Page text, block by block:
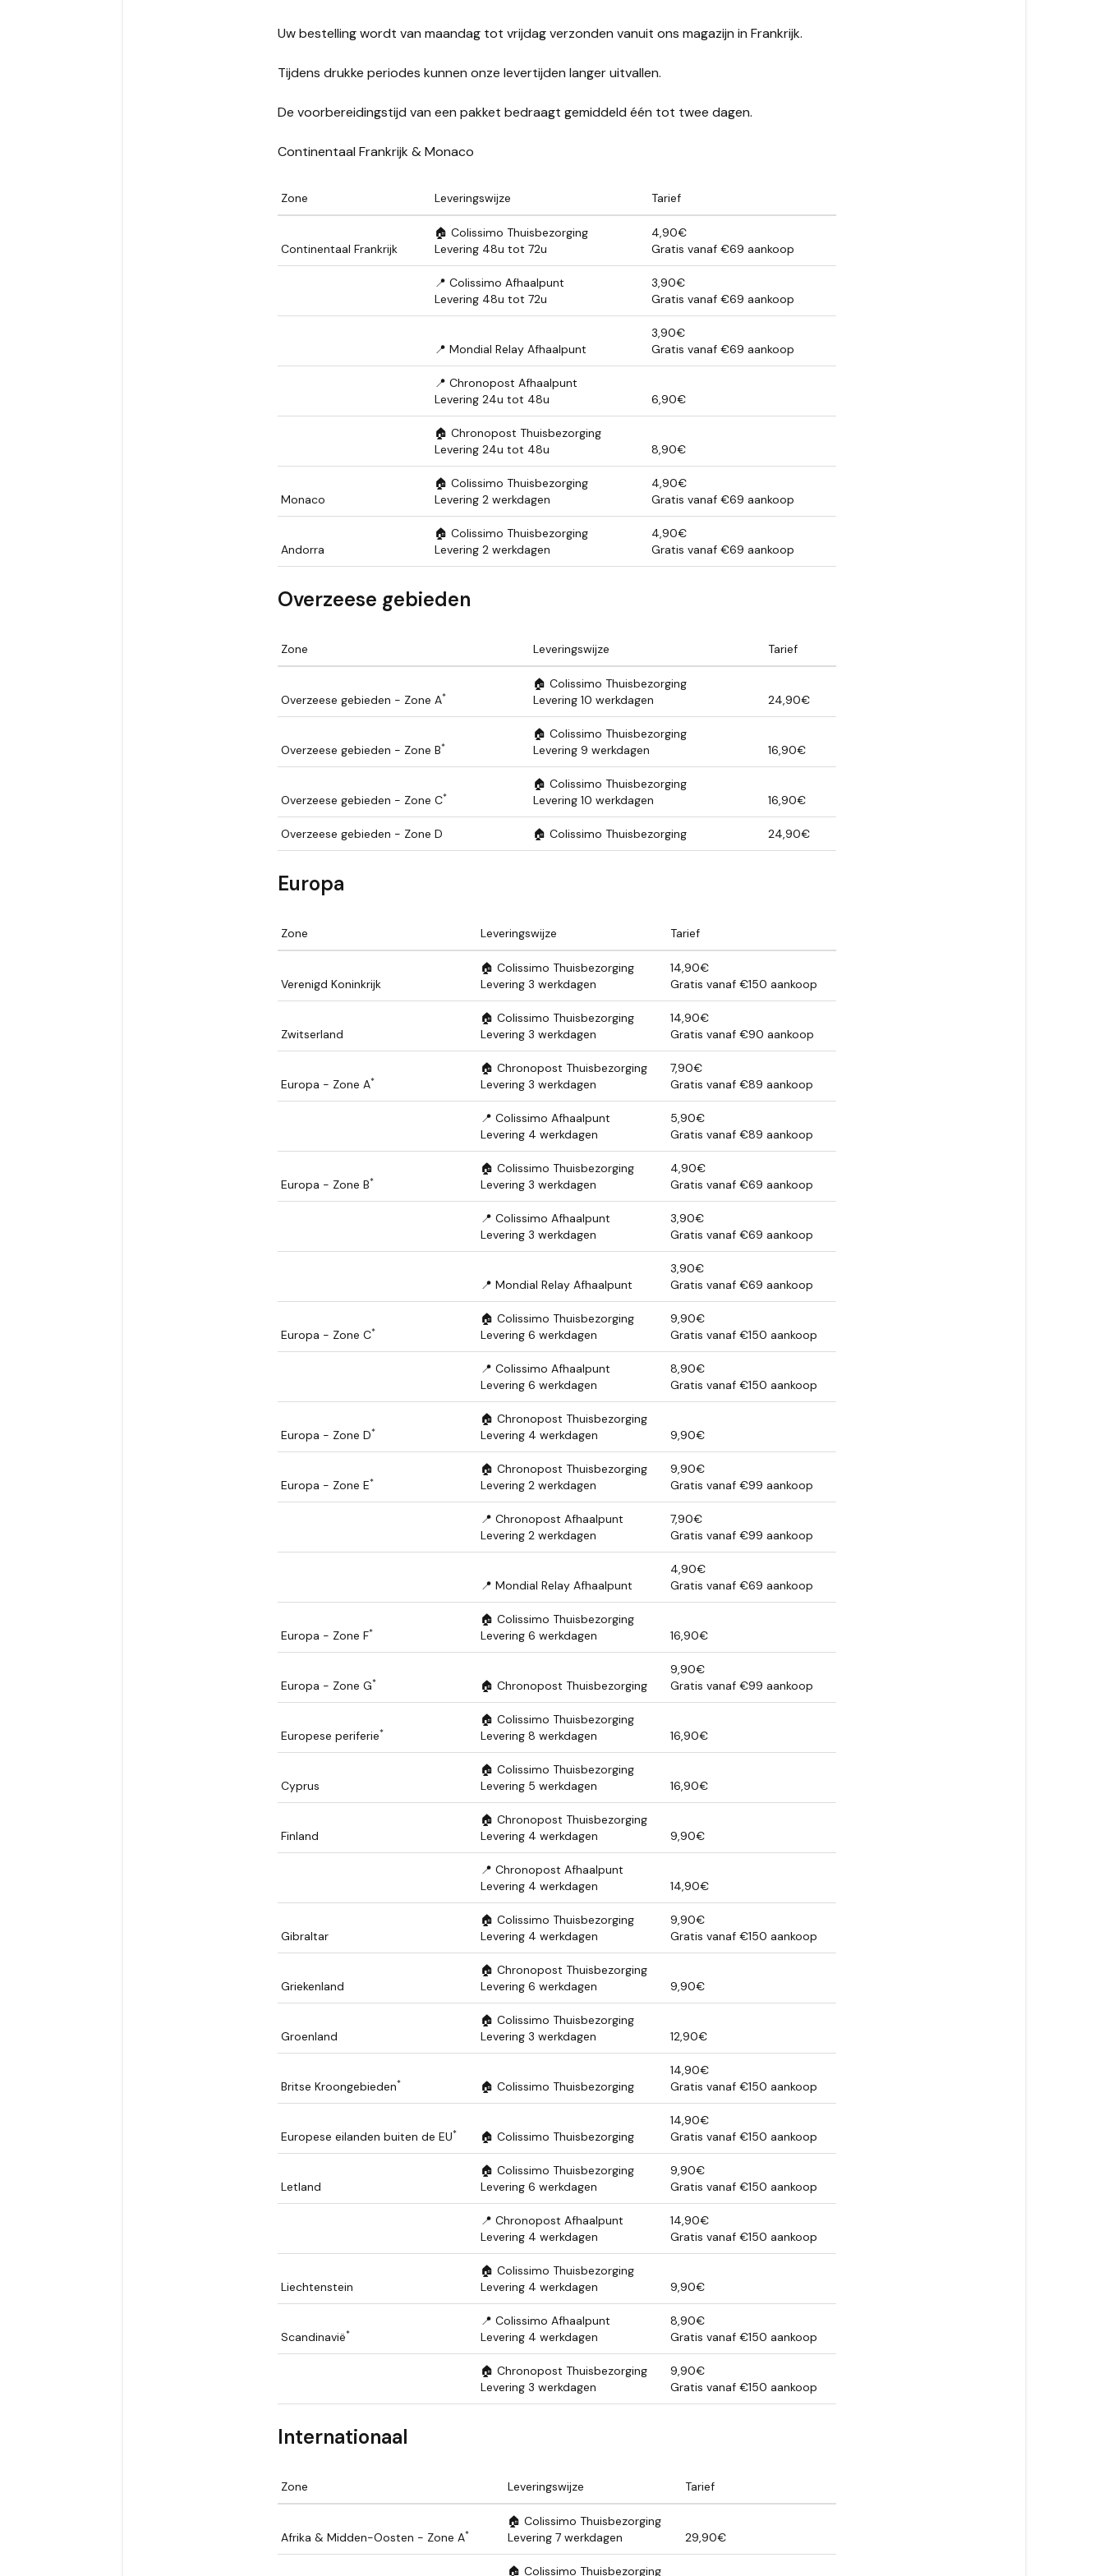
Uw bestelling wordt van maandag tot vrijdag verzonden vanuit ons magazijn in Frankrijk.
Tijdens drukke periodes kunnen onze levertijden langer uitvallen.
De voorbereidingstijd van een pakket bedraagt gemiddeld één tot twee dagen.
Continentaal Frankrijk & Monaco
Zone Leveringswijze Tarief
Continentaal Frankrijk
🏠 Colissimo Thuisbezorging
Levering 48u tot 72u
4,90€
Gratis vanaf €69 aankoop
📍 Colissimo Afhaalpunt
Levering 48u tot 72u
3,90€
Gratis vanaf €69 aankoop
📍 Mondial Relay Afhaalpunt
3,90€
Gratis vanaf €69 aankoop
📍 Chronopost Afhaalpunt
Levering 24u tot 48u
6,90€
🏠 Chronopost Thuisbezorging
Levering 24u tot 48u
8,90€
Monaco
🏠 Colissimo Thuisbezorging
Levering 2 werkdagen
4,90€
Gratis vanaf €69 aankoop
Andorra
🏠 Colissimo Thuisbezorging
Levering 2 werkdagen
4,90€
Gratis vanaf €69 aankoop
Overzeese gebieden
Zone Leveringswijze Tarief
Overzeese gebieden - Zone A*
🏠 Colissimo Thuisbezorging
Levering 10 werkdagen
24,90€
Overzeese gebieden - Zone B*
🏠 Colissimo Thuisbezorging
Levering 9 werkdagen
16,90€
Overzeese gebieden - Zone C*
🏠 Colissimo Thuisbezorging
Levering 10 werkdagen
16,90€
Overzeese gebieden - Zone D 🏠 Colissimo Thuisbezorging 24,90€
Europa
Zone Leveringswijze Tarief
Verenigd Koninkrijk
🏠 Colissimo Thuisbezorging
Levering 3 werkdagen
14,90€
Gratis vanaf €150 aankoop
Zwitserland
🏠 Colissimo Thuisbezorging
Levering 3 werkdagen
14,90€
Gratis vanaf €90 aankoop
Europa - Zone A*
🏠 Chronopost Thuisbezorging
Levering 3 werkdagen
7,90€
Gratis vanaf €89 aankoop
📍 Colissimo Afhaalpunt
Levering 4 werkdagen
5,90€
Gratis vanaf €89 aankoop
Europa - Zone B*
🏠 Colissimo Thuisbezorging
Levering 3 werkdagen
4,90€
Gratis vanaf €69 aankoop
📍 Colissimo Afhaalpunt
Levering 3 werkdagen
3,90€
Gratis vanaf €69 aankoop
📍 Mondial Relay Afhaalpunt
3,90€
Gratis vanaf €69 aankoop
Europa - Zone C*
🏠 Colissimo Thuisbezorging
Levering 6 werkdagen
9,90€
Gratis vanaf €150 aankoop
📍 Colissimo Afhaalpunt
Levering 6 werkdagen
8,90€
Gratis vanaf €150 aankoop
Europa - Zone D*
🏠 Chronopost Thuisbezorging
Levering 4 werkdagen
9,90€
Europa - Zone E*
🏠 Chronopost Thuisbezorging
Levering 2 werkdagen
9,90€
Gratis vanaf €99 aankoop
📍 Chronopost Afhaalpunt
Levering 2 werkdagen
7,90€
Gratis vanaf €99 aankoop
📍 Mondial Relay Afhaalpunt
4,90€
Gratis vanaf €69 aankoop
Europa - Zone F*
🏠 Colissimo Thuisbezorging
Levering 6 werkdagen
16,90€
Europa - Zone G* 🏠 Chronopost Thuisbezorging
9,90€
Gratis vanaf €99 aankoop
Europese periferie*
🏠 Colissimo Thuisbezorging
Levering 8 werkdagen
16,90€
Cyprus
🏠 Colissimo Thuisbezorging
Levering 5 werkdagen
16,90€
Finland
🏠 Chronopost Thuisbezorging
Levering 4 werkdagen
9,90€
📍 Chronopost Afhaalpunt
Levering 4 werkdagen
14,90€
Gibraltar
🏠 Colissimo Thuisbezorging
Levering 4 werkdagen
9,90€
Gratis vanaf €150 aankoop
Griekenland
🏠 Chronopost Thuisbezorging
Levering 6 werkdagen
9,90€
Groenland
🏠 Colissimo Thuisbezorging
Levering 3 werkdagen
12,90€
Britse Kroongebieden* 🏠 Colissimo Thuisbezorging
14,90€
Gratis vanaf €150 aankoop
Europese eilanden buiten de EU* 🏠 Colissimo Thuisbezorging
14,90€
Gratis vanaf €150 aankoop
Letland
🏠 Colissimo Thuisbezorging
Levering 6 werkdagen
9,90€
Gratis vanaf €150 aankoop
📍 Chronopost Afhaalpunt
Levering 4 werkdagen
14,90€
Gratis vanaf €150 aankoop
Liechtenstein
🏠 Colissimo Thuisbezorging
Levering 4 werkdagen
9,90€
Scandinavië*
📍 Colissimo Afhaalpunt
Levering 4 werkdagen
8,90€
Gratis vanaf €150 aankoop
🏠 Chronopost Thuisbezorging
Levering 3 werkdagen
9,90€
Gratis vanaf €150 aankoop
Internationaal
Zone Leveringswijze Tarief
Afrika & Midden-Oosten - Zone A*
🏠 Colissimo Thuisbezorging
Levering 7 werkdagen
29,90€
🏠 Colissimo Thuisbezorging